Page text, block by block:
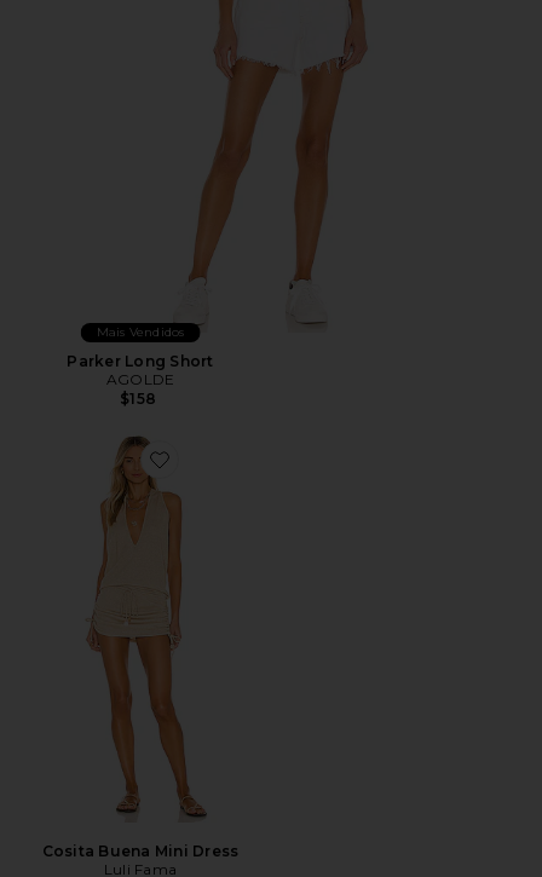
Mais Vendidos
Parker Long Short
AGOLDE
$158
Favorite Cosita Buena Mini Dress
Cosita Buena Mini Dress
Luli Fama